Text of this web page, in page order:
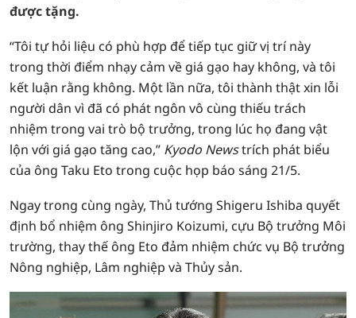
được tặng.
“Tôi tự hỏi liệu có phù hợp để tiếp tục giữ vị trí này
trong thời điểm nhạy cảm về giá gạo hay không, và tôi
kết luận rằng không. Một lần nữa, tôi thành thật xin lỗi
người dân vì đã có phát ngôn vô cùng thiếu trách
nhiệm trong vai trò bộ trưởng, trong lúc họ đang vật
lộn với giá gạo tăng cao,” Kyodo Newstrích phát biểu
của ông Taku Eto trong cuộc họp báo sáng 21/5.
Ngay trong cùng ngày, Thủ tướng Shigeru Ishiba quyết
định bổ nhiệm ông Shinjiro Koizumi, cựu Bộ trưởng Môi
trường, thay thế ông Eto đảm nhiệm chức vụ Bộ trưởng
Nông nghiệp, Lâm nghiệp và Thủy sản.